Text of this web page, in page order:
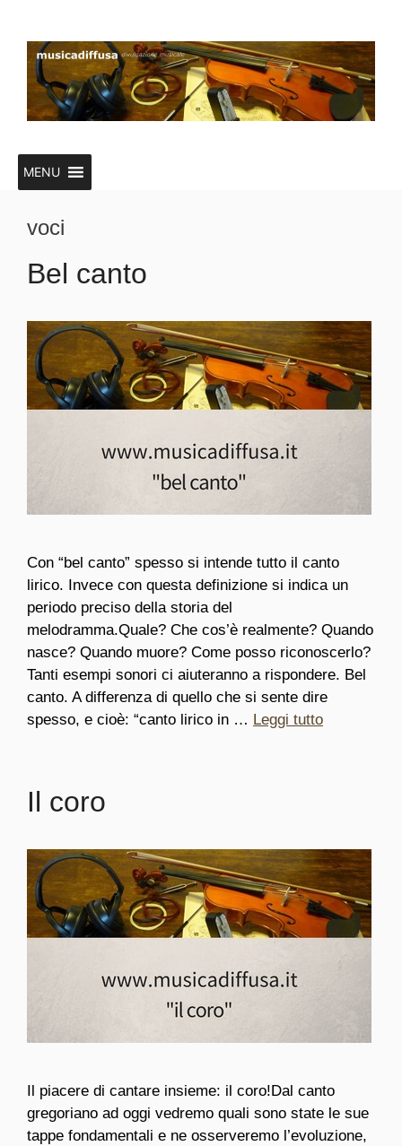
contenuto
MENU
voci
Bel canto
Con “bel canto” spesso si intende tutto il canto
lirico. Invece con questa definizione si indica un
periodo preciso della storia del
melodramma.Quale? Che cos’è realmente? Quando
nasce? Quando muore? Come posso riconoscerlo?
Tanti esempi sonori ci aiuteranno a rispondere. Bel
canto. A differenza di quello che si sente dire
spesso, e cioè: “canto lirico in … Leggi tutto
Il coro
Il piacere di cantare insieme: il coro!Dal canto
gregoriano ad oggi vedremo quali sono state le sue
tappe fondamentali e ne osserveremo l’evoluzione,